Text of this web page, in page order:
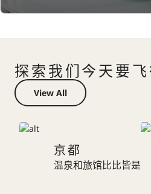
探索我们今天要
View All
京都
温泉和旅馆比比皆是